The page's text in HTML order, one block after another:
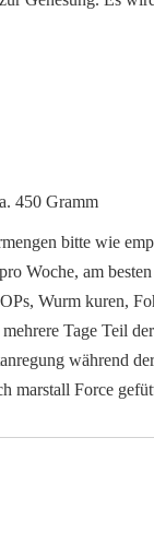
450 Gramm
bitte wie
Woche, am
Wurm kuren,
Tage Teil
während
marstall Force